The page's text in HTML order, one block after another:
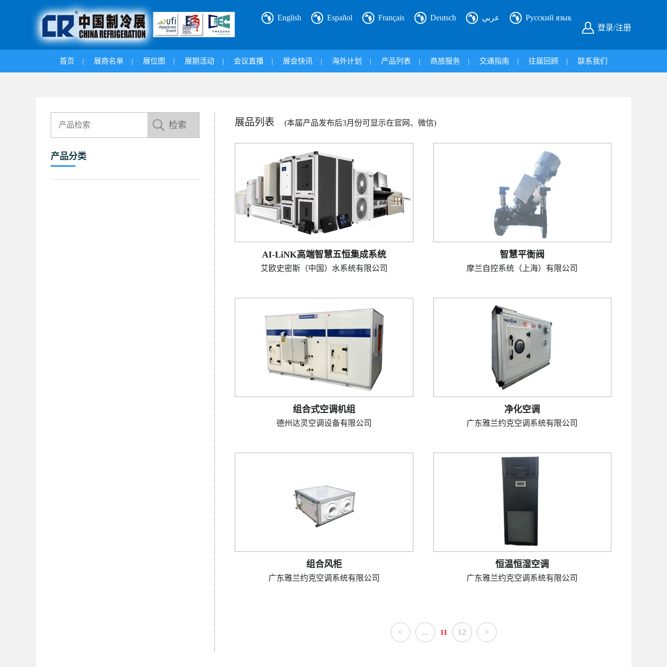
登录/注册
English Español Français Deutsch عربي Русский язык
首页 | 展商名单 | 展位图 | 展期活动 | 会议直播 | 展会快讯 | 海外计划 | 产品列表 | 商旅服务 | 交通指南 | 往届回顾 | 联系我们
产品分类
展品列表 (本届产品发布后3月份可显示在官网、微信)
AI-LiNK高端智慧五恒集成系统
艾欧史密斯（中国）水系统有限公司
智慧平衡阀
摩兰自控系统（上海）有限公司
组合式空调机组
德州达灵空调设备有限公司
净化空调
广东雅兰约克空调系统有限公司
组合风柜
广东雅兰约克空调系统有限公司
恒温恒湿空调
广东雅兰约克空调系统有限公司
< ... 11 12 >